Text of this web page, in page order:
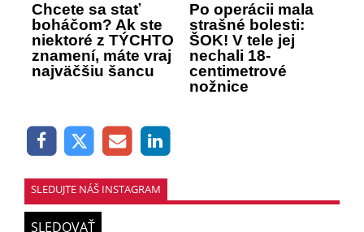
Chcete sa stať
boháčom? Ak ste
niektoré z TÝCHTO
znamení, máte vraj
najväčšiu šancu
Po operácii mala
strašné bolesti:
ŠOK! V tele jej
nechali 18-
centimetrové
nožnice
SLEDUJTE NÁŠ INSTAGRAM
SLEDOVAŤ